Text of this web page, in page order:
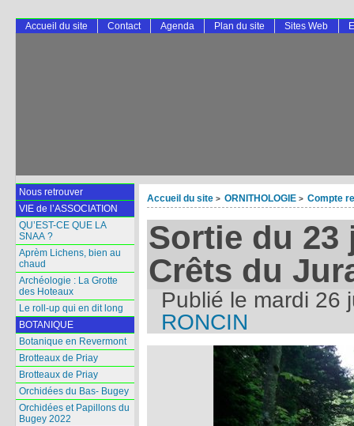
Accueil du site > ORNITHOLOGIE > Compte
Sortie du 23
Crêts du
Publié le mardi 26
RONCIN
Accueil du site Contact Agenda Plan du site Sites Web
Nous retrouver
VIE de l’ASSOCIATION
QU’EST-CE QUE LA
SNAA ?
Aprèm Lichens, bien au
chaud
Archéologie : La Grotte
des Hoteaux
Le roll-up qui en dit long
BOTANIQUE
Botanique en Revermont
Brotteaux de Priay
Brotteaux de Priay
Orchidées du Bas- Bugey
Orchidées et Papillons du
Bugey 2022